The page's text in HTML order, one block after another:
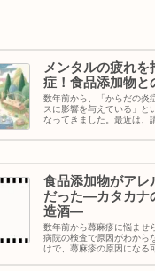
メンタルの疲れを
症！食品添加物と
数年前から、「からだの炎
スに影響を与えている」と
なってきました。最近は、
ほしいという依頼が増えて
食品添加物がアレ
だった―カタカナ
造酒―
数年前から蕁麻疹に悩ませ
病院の検査で原因がわから
けで、蕁麻疹の原因になる